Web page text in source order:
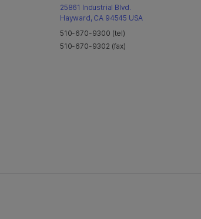
25861 Industrial Blvd.
Hayward, CA 94545 USA
510-670-9300 (tel)
510-670-9302 (fax)